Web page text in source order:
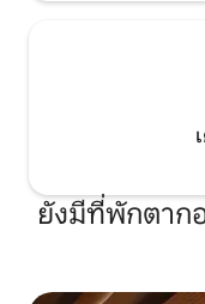
ยังมีที่พักตากอ